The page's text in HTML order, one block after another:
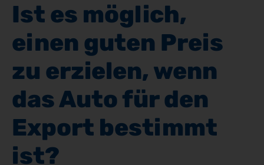
Ist es möglich,
einen guten Preis
zu erzielen, wenn
das Auto für den
Export bestimmt
ist?